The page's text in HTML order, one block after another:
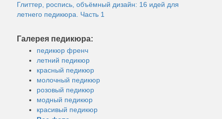
Глиттер, роспись, объёмный дизайн: 16 идей для
летнего педикюра. Часть 1
Галерея педикюра:
педикюр френч
летний педикюр
красный педикюр
молочный педикюр
розовый педикюр
модный педикюр
красивый педикюр